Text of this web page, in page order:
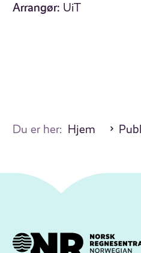
Arrangør: UiT
Du er her: Hjem